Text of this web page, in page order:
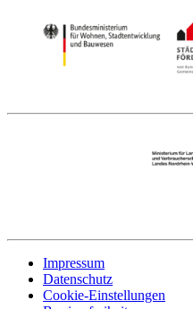
Impressum
Datenschutz
Cookie-Einstellungen